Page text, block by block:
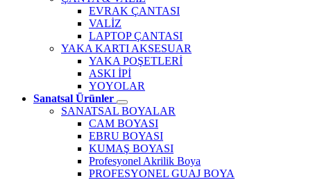
EVRAK ÇANTASI
VALİZ
LAPTOP ÇANTASI
YAKA KARTI AKSESUAR
YAKA POŞETLERİ
ASKI İPİ
YOYOLAR
Sanatsal Ürünler
SANATSAL BOYALAR
CAM BOYASI
EBRU BOYASI
KUMAŞ BOYASI
Profesyonel Akrilik Boya
PROFESYONEL GUAJ BOYA